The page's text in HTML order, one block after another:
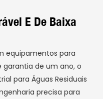
E De Baixa
equipamentos para
de um ano, o
para Águas Residuais
precisa para